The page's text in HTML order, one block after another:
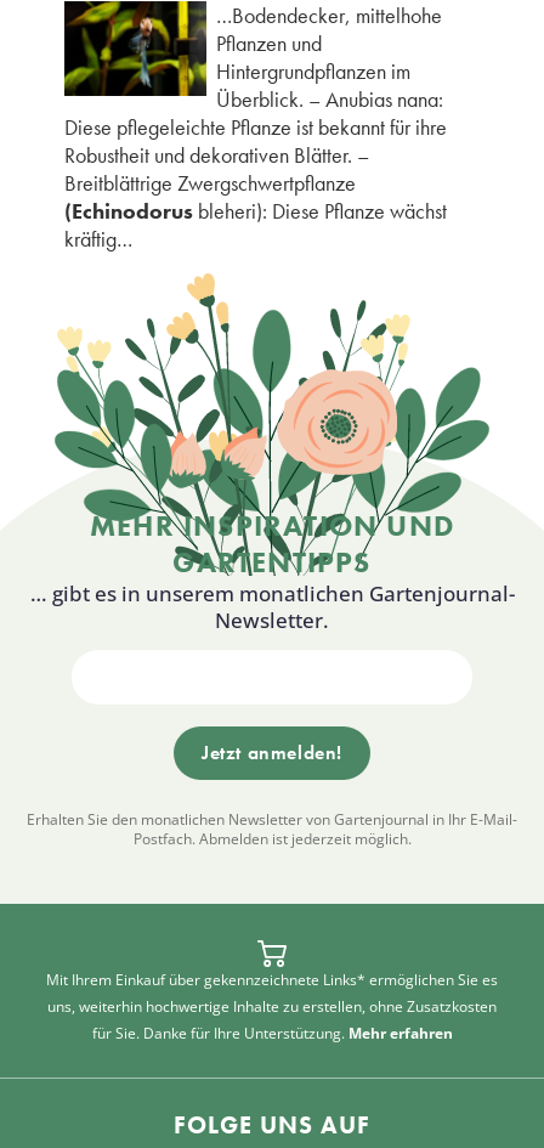
…Bodendecker, mittelhohe
Pflanzen und
Hintergrundpflanzen im
Überblick. – Anubias nana:
Diese pflegeleichte Pflanze ist bekannt für ihre
Robustheit und dekorativen Blätter. –
Breitblättrige Zwergschwertpflanze
(Echinodorusbleheri): Diese Pflanze wächst
kräftig…
MEHR INSPIRATION UND
GARTENTIPPS
… gibt es in unserem monatlichen Gartenjournal-
Newsletter.
Erhalten Sie den monatlichen Newsletter von Gartenjournal in Ihr E-Mail-
Postfach. Abmelden ist jederzeit möglich.
Mit Ihrem Einkauf über gekennzeichnete Links* ermöglichen Sie es
uns, weiterhin hochwertige Inhalte zu erstellen, ohne Zusatzkosten
für Sie. Danke für Ihre Unterstützung. Mehr erfahren
FOLGE UNS AUF